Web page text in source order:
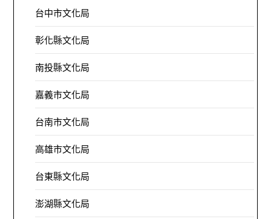
台中市文化局
彰化縣文化局
南投縣文化局
嘉義市文化局
台南市文化局
高雄市文化局
台東縣文化局
澎湖縣文化局